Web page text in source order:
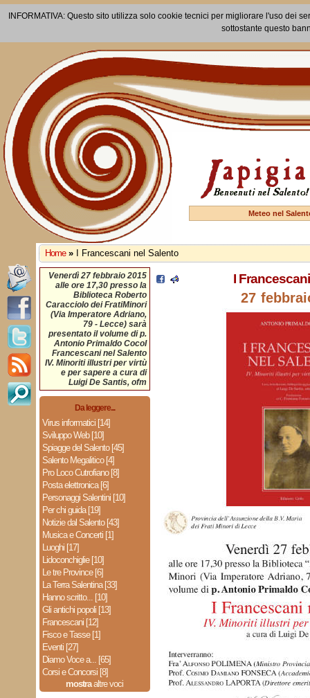
INFORMATIVA: Questo sito utilizza solo cookie tecnici per migliorare l'uso dei
sottostante questo
Meteo nel
Home » I Francescani nel Salento
Venerdì 27 febbraio 2015
alle ore 17,30 presso la
Biblioteca Roberto
Caracciolo dei FratiMinori
(Via Imperatore Adriano,
79 - Lecce) sarà
presentato il volume di p.
Antonio Primaldo CocoI
Francescani nel Salento
IV. Minoriti illustri per virtù
e per sapere a cura di
Luigi De Santis, ofm
Da leggere...
Virus informatici [14]
Sviluppo Web [10]
Spiagge del Salento [45]
Salento Megalitico [4]
Pro Loco Cutrofiano [8]
Posta elettronica [6]
Personaggi Salentini [10]
Per chi guida [19]
Notizie dal Salento [43]
Musica e Concerti [1]
Luoghi [17]
Lidoconchiglie [10]
Le tre Province [6]
La Terra Salentina [33]
Hanno scritto... [10]
Gli antichi popoli [13]
Francescani [12]
Fisco e Tasse [1]
Eventi [27]
Diamo Voce a... [65]
Corsi e Concorsi [8]
mostraaltre voci
I
27